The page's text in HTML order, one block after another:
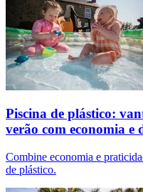
Piscina de plástico:
verão com economia e
Combine economia e
de plástico.